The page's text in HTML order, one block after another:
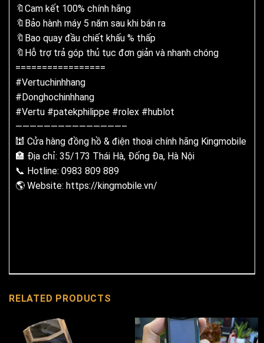
🔖Cam kết 100% chính hãng
🔖Bảo hành máy 5 năm sau khi bán ra
🔖Bao quay đầu chiết khấu % thấp
🔖Hỗ trợ trả góp thủ tục đơn giản và nhanh chóng
=================
#Vertuchinhhang
#Donghochinhhang
#Vertu #patekphilippe #rolex #hublot
———————————————–
🕍 Cửa hàng đồng hồ & điện thoại chính hãng Kingmobile
🏣 Địa chỉ: 35/173 Thái Hà, Đống Đa, Hà Nội
📞 Hotline: 0983 809 889
🌎 Website: https://kingmobile.vn/
RELATED PRODUCTS